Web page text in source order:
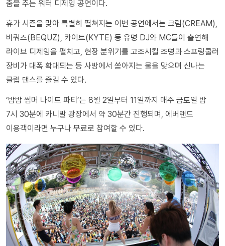
춤을 추는 워터 디제잉 공연이다.
휴가 시즌을 맞아 특별히 펼쳐지는 이번 공연에서는 크림(CREAM),
비쿼즈(BEQUZ), 카이트(KYTE) 등 유명 DJ와 MC들이 출연해
라이브 디제잉을 펼치고, 현장 분위기를 고조시킬 조명과 스프링쿨러
장비가 대폭 확대되는 등 사방에서 쏟아지는 물을 맞으며 신나는
클럽 댄스를 즐길 수 있다.
‘밤밤 썸머 나이트 파티’는 8월 2일부터 11일까지 매주 금토일 밤
7시 30분에 카니발 광장에서 약 30분간 진행되며, 에버랜드
이용객이라면 누구나 무료로 참여할 수 있다.